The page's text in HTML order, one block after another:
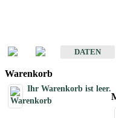
DATEN
Warenkorb
Ihr Warenkorb ist leer.